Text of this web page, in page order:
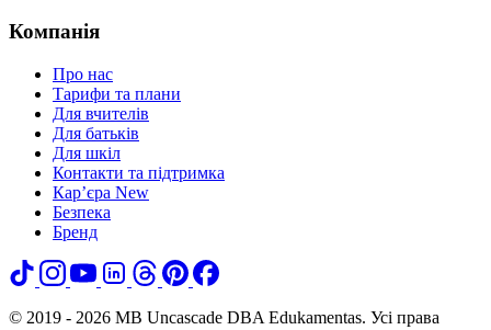
Компанія
Про нас
Тарифи та плани
Для вчителів
Для батьків
Для шкіл
Контакти та підтримка
Кар’єра New
Безпека
Бренд
© 2019 - 2026 MB Uncascade DBA Edukamentas. Усі права